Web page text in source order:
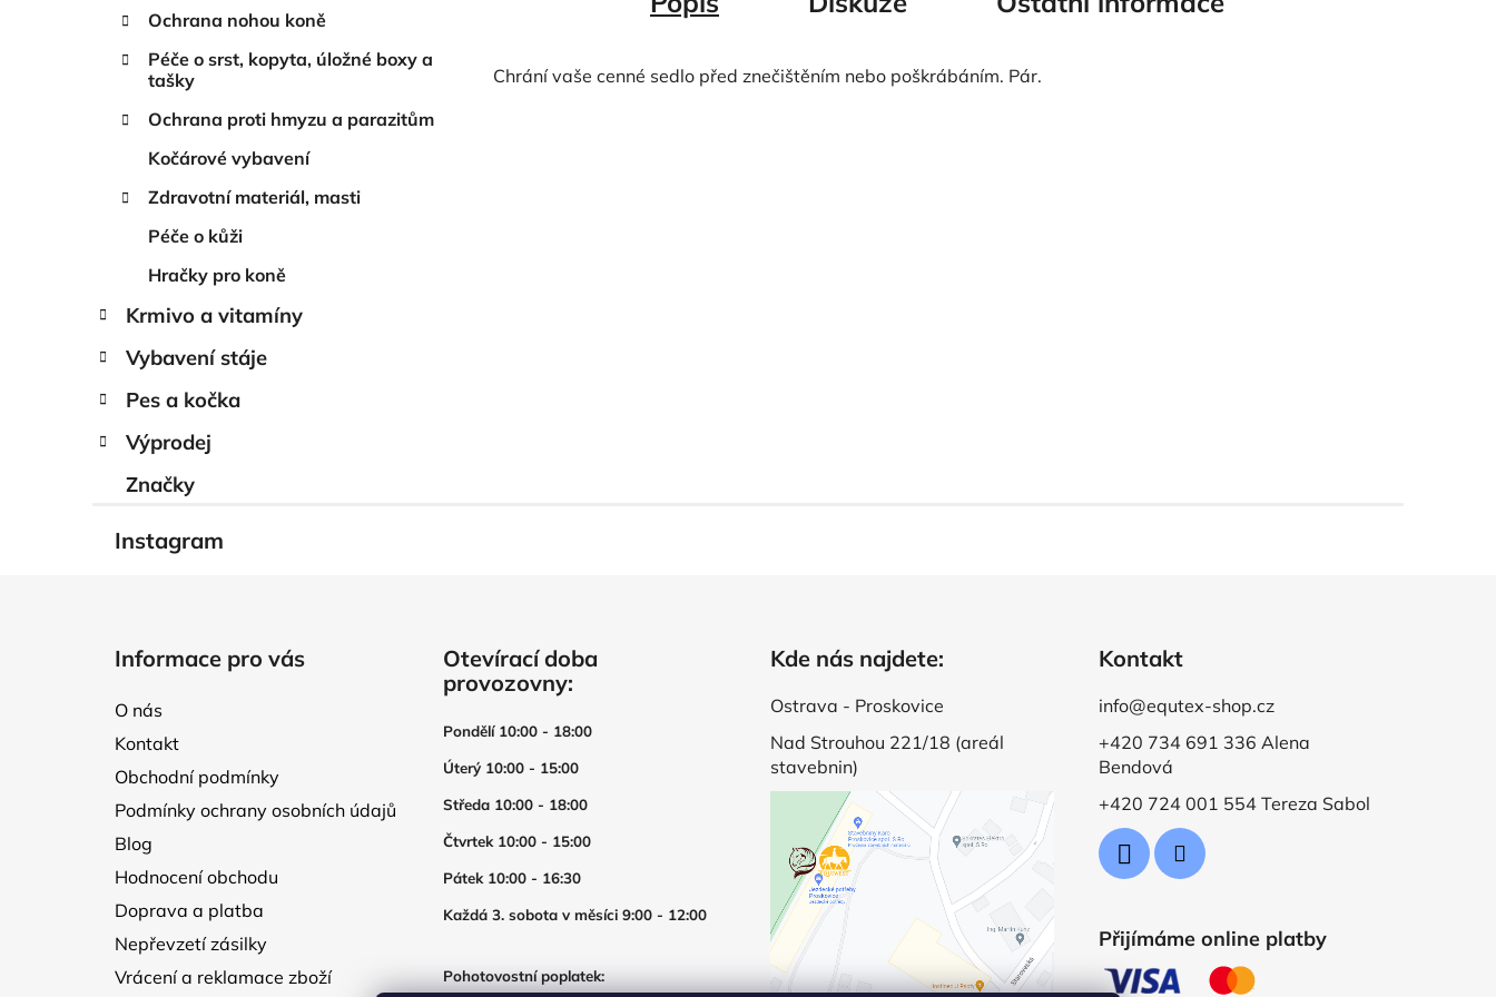
Ochrana nohou koně
Péče o srst, kopyta, úložné boxy a
tašky
Ochrana proti hmyzu a parazitům
Kočárové vybavení
Zdravotní materiál, masti
Péče o kůži
Hračky pro koně
Krmivo a vitamíny
Vybavení stáje
Pes a kočka
Výprodej
Značky
Chrání vaše cenné sedlo před znečištěním nebo poškrábáním. Pár.
Instagram
Informace pro vás
O nás
Kontakt
Obchodní podmínky
Podmínky ochrany osobních údajů
Blog
Hodnocení obchodu
Doprava a platba
Nepřevzetí zásilky
Vrácení a reklamace zboží
Otevírací doba
provozovny:
Pondělí 10:00 - 18:00
Úterý 10:00 - 15:00
Středa 10:00 - 18:00
Čtvrtek 10:00 - 15:00
Pátek 10:00 - 16:30
Každá 3. sobota v měsíci 9:00 - 12:00
Pohotovostní poplatek:
Kde nás najdete:
Ostrava - Proskovice
Nad Strouhou 221/18 (areál
stavebnin)
Kontakt
info@equtex-shop.cz
+420 734 691 336 Alena
Bendová
+420 724 001 554 Tereza Sabol
Přijímáme online platby